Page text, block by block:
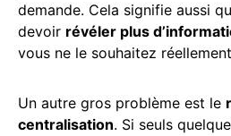
demande. Cela signifie aussi
devoir révéler plus
vous ne le souhaitez
Un autre gros problème est le
centralisation. Si seuls